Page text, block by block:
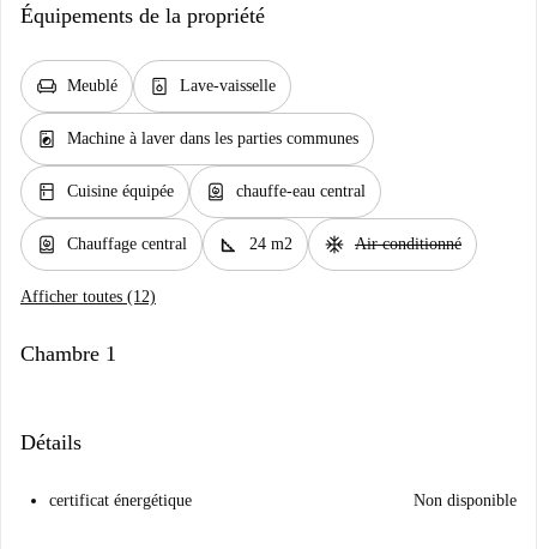
Équipements de la propriété
chair Meublé dishwasher_gen Lave-vaisselle
local_laundry_service Machine à laver dans les parties communes
kitchen Cuisine équipée water_heater chauffe-eau central
water_heater Chauffage central square_foot 24 m2 ac_unit Air conditionné
Afficher toutes (12)
Chambre 1
Détails
certificat énergétique Non disponible